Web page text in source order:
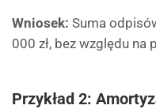
Wniosek: Suma
000 zł, bez względu
Przykład 2: